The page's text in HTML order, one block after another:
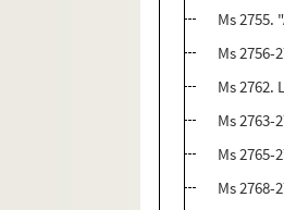
Ms 2755.
Ms
Ms 2762.
Ms 2763-
Ms
Ms